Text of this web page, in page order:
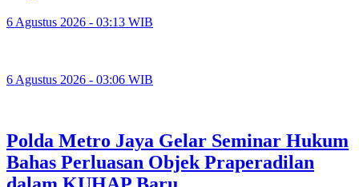
6 Agustus 2026 - 03:13 WIB
6 Agustus 2026 - 03:06 WIB
Polda Metro Jaya Gelar Seminar Hukum
Bahas Perluasan Objek Praperadilan